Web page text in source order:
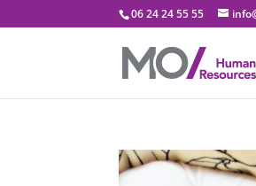
06 24 24 55 55